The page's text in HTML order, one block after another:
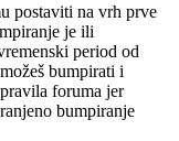
postaviti na vrh prve
je ili
period od
bumpirati i
foruma jer
bumpiranje